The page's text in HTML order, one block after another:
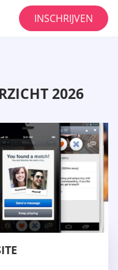
INSCHRIJVEN
2026